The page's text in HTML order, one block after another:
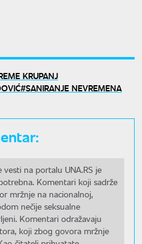
KRUPANJ
SANIRANJE NEVREMENA
vesti na portalu UNA.RS je
Komentari koji sadrže
mržnje na nacionalnoj,
nečije seksualne
Komentari odražavaju
koji zbog govora mržnje